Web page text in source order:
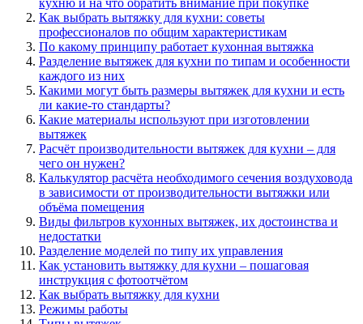
Как выбрать вытяжку для кухни: советы
профессионалов по общим характеристикам
По какому принципу работает кухонная вытяжка
Разделение вытяжек для кухни по типам и особенности
каждого из них
Какими могут быть размеры вытяжек для кухни и есть
ли какие-то стандарты?
Какие материалы используют при изготовлении
вытяжек
Расчёт производительности вытяжек для кухни – для
чего он нужен?
Калькулятор расчёта необходимого сечения воздуховода
в зависимости от производительности вытяжки или
объёма помещения
Виды фильтров кухонных вытяжек, их достоинства и
недостатки
Разделение моделей по типу их управления
Как установить вытяжку для кухни – пошаговая
инструкция с фотоотчётом
Как выбрать вытяжку для кухни
Режимы работы